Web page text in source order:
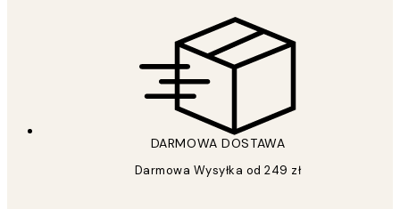
DARMOWA DOSTAWA
Darmowa Wysyłka od 249 zł